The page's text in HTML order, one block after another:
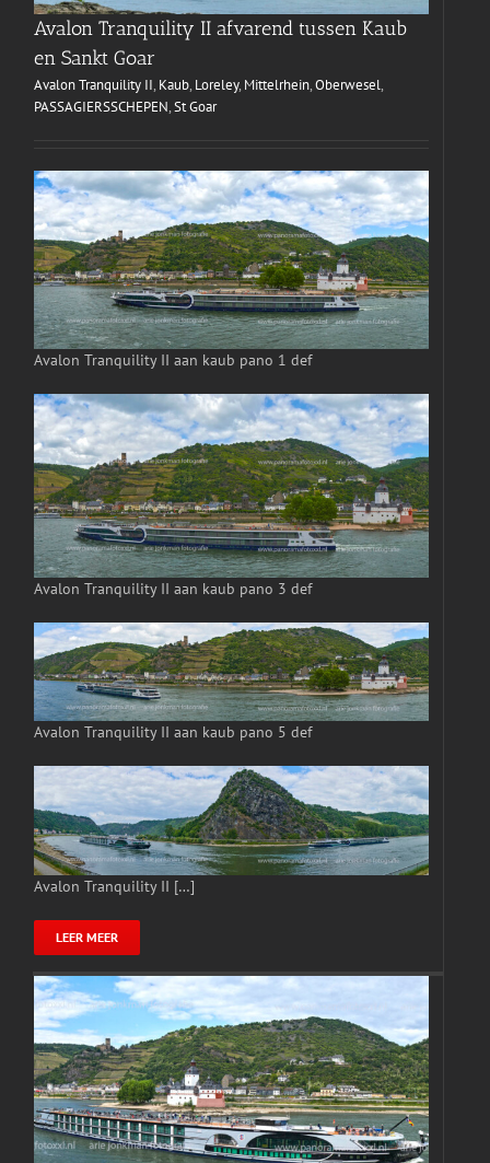
Avalon Tranquility II afvarend tussen Kaub
en Sankt Goar
Avalon Tranquility II, Kaub, Loreley, Mittelrhein,Oberwesel,
PASSAGIERSSCHEPEN,St Goar
Avalon Tranquility II aan kaub pano 1 def
Avalon Tranquility II aan kaub pano 3 def
Avalon Tranquility II aan kaub pano 5 def
Avalon Tranquility II […]
LEER MEER